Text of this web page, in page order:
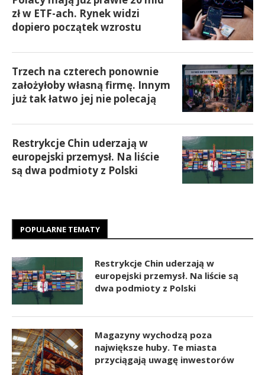
zł w ETF-ach. Rynek widzi
dopiero początek wzrostu
Trzech na czterech ponownie
założyłoby własną firmę. Innym
już tak łatwo jej nie polecają
Restrykcje Chin uderzają w
europejski przemysł. Na liście
są dwa podmioty z Polski
POPULARNE TEMATY
Restrykcje Chin uderzają w
europejski przemysł. Na liście są
dwa podmioty z Polski
Magazyny wychodzą poza
największe huby. Te miasta
przyciągają uwagę inwestorów